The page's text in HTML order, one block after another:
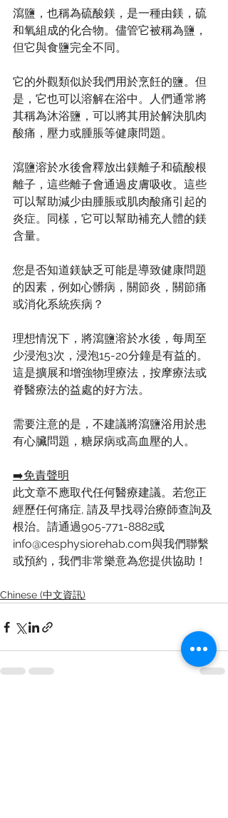
瀉鹽，也稱為硫酸鎂，是一種由鎂，硫
和氧組成的化合物。儘管它被稱為鹽，
但它與食鹽完全不同。
它的外觀類似於我們用於烹飪的鹽。但
是，它也可以溶解在浴中。人們通常將
其稱為沐浴鹽，可以將其用於解決肌肉
酸痛，壓力或腫脹等健康問題。
瀉鹽溶於水後會釋放出鎂離子和硫酸根
離子，這些離子會通過皮膚吸收。這些
可以幫助減少由腫脹或肌肉酸痛引起的
炎症。同樣，它可以幫助補充人體的鎂
含量。
您是否知道鎂缺乏可能是導致健康問題
的因素，例如心髒病，關節炎，關節痛
或消化系統疾病？
理想情況下，將瀉鹽溶於水後，每周至
少浸泡3次，浸泡15-20分鐘是有益的。
這是擴展和增強物理療法，按摩療法或
脊醫療法的益處的好方法。
需要注意的是，不建議將瀉鹽浴用於患
有心臟問題，糖尿病或高血壓的人。
➡️免責聲明
此文章不應取代任何醫療建議。若您正
經歷任何痛症, 請及早找尋治療師查詢及
根治。請通過905-771-8882或
info@cesphysiorehab.com與我們聯繫
或預約，我們非常樂意為您提供協助！
Chinese (中文資訊)